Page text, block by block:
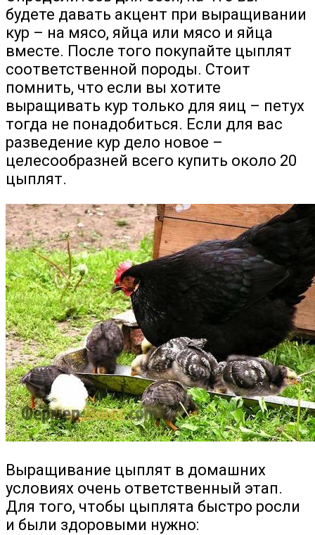
будете давать акцент при выращивании
кур – на мясо, яйца или мясо и яйца
вместе. После того покупайте цыплят
соответственной породы. Стоит
помнить, что если вы хотите
выращивать кур только для яиц – петух
тогда не понадобиться. Если для вас
разведение кур дело новое –
целесообразней всего купить около 20
цыплят.
Выращивание цыплят в домашних
условиях очень ответственный этап.
Для того, чтобы цыплята быстро росли
и были здоровыми нужно: